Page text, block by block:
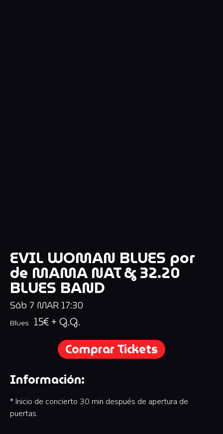
EVIL WOMAN BLUES por
de MAMA NAT & 32.20
BLUES BAND
Sáb 7 MAR 17:30
Blues 15€ + G.G.
Comprar Tickets
Información:
* Inicio de concierto 30 min después de apertura de
puertas.